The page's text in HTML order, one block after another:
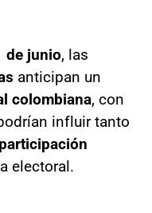
de junio, las
anticipan un
colombiana, con
influir tanto
participación
electoral.